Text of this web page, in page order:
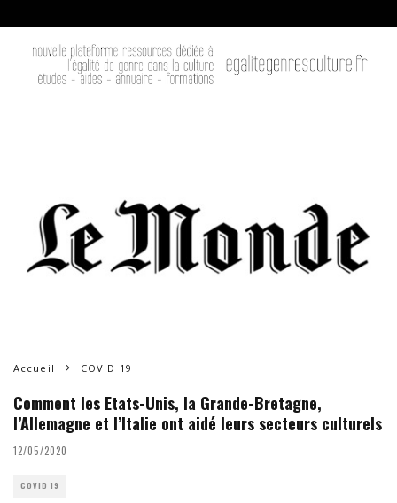
Accueil COVID 19
Comment les Etats-Unis, la Grande-Bretagne,
l’Allemagne et l’Italie ont aidé leurs secteurs culturels
12/05/2020
COVID 19